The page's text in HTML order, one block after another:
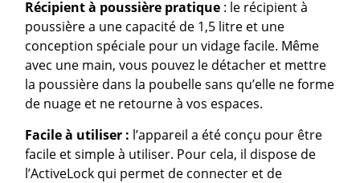
Récipient à poussière pratique : le récipient à
poussière a une capacité de 1,5 litre et une
conception spéciale pour un vidage facile. Même
avec une main, vous pouvez le détacher et mettre
la poussière dans la poubelle sans qu’elle ne forme
de nuage et ne retourne à vos espaces.
Facile à utiliser : l’appareil a été conçu pour être
facile et simple à utiliser. Pour cela, il dispose de
l’ActiveLock qui permet de connecter et de